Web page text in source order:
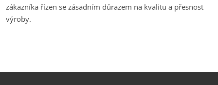
zákazníka řízen se zásadním důrazem na kvalitu a přesnost
výroby.